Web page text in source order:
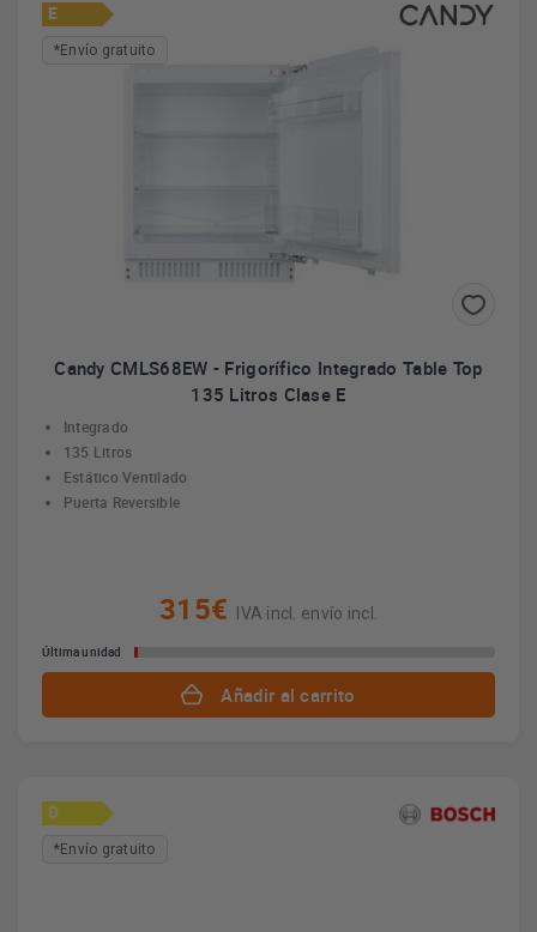
E
*Envío gratuito
Candy CMLS68EW - Frigorífico Integrado Table Top
135 Litros Clase E
Integrado
135 Litros
Estático Ventilado
Puerta Reversible
315€ IVA incl. envío incl.
Última unidad
Añadir al carrito
D
*Envío gratuito